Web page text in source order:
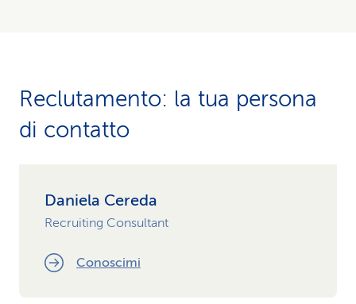
Reclutamento: la tua persona
di contatto
Daniela Cereda
Recruiting Consultant
Conoscimi